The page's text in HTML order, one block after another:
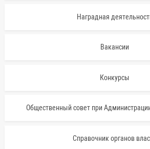
Наградная
Вакансии
Конкурсы
Общественный совет при
Справочник органов